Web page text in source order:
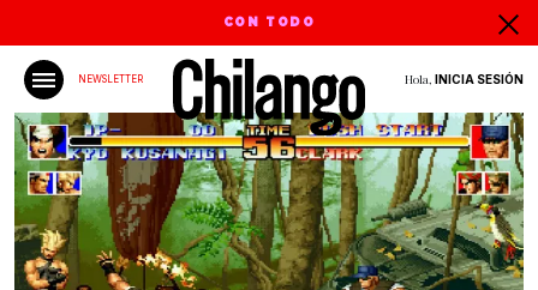
CON TODO
NEWSLETTER Hola, INICIA SESIÓN